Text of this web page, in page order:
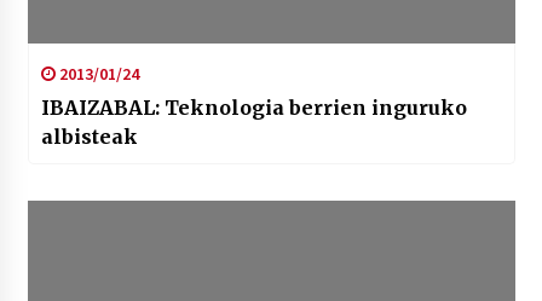
2013/01/24
IBAIZABAL: Teknologia berrien inguruko
albisteak